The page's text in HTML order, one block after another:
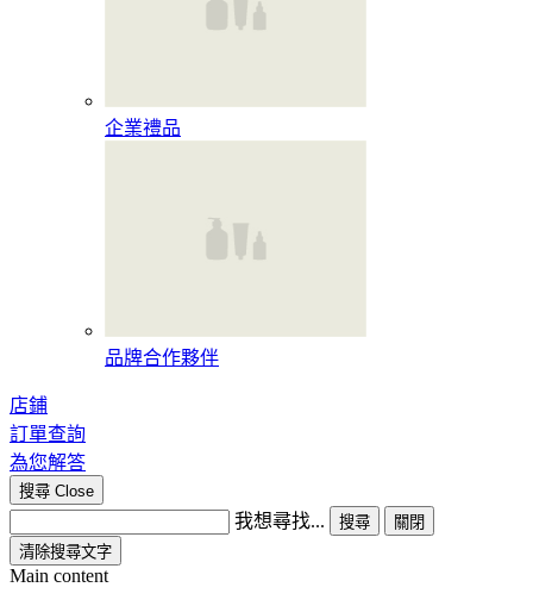
企業禮品
品牌合作夥伴
店鋪
訂單查詢
為您解答
搜尋 Close
我想尋找... 搜尋
關閉
清除搜尋文字
Main content